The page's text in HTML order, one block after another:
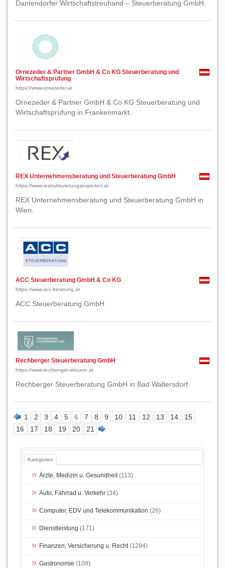
Dantendorfer Wirtschaftstreuhand – Steuerberatung GmbH.
Ornezeder & Partner GmbH & Co KG Steuerberatung und
Wirtschaftsprüfung
https://www.ornezeder.at
Ornezeder & Partner GmbH & Co KG Steuerberatung und
Wirtschaftsprüfung in Frankenmarkt.
REX Unternehmensberatung und Steuerberatung GmbH
https://www.restrukturierungsexperten.at
REX Unternehmensberatung und Steuerberatung GmbH in
Wien.
ACC Steuerberatung GmbH & Co KG
https://www.acc-beratung.at
ACC Steuerberatung GmbH
Rechberger Steuerberatung GmbH
https://www.rechberger-steuern.at
Rechberger Steuerberatung GmbH in Bad Waltersdorf.
1 2 3 4 5 6 7 8 9 10 11 12 13 14
15
16
17 18 19 20 21
Kategorien
Ärzte, Medizin u. Gesundheit(113)
Auto, Fahrrad u. Verkehr (34)
Computer, EDV und Telekommunikation (26)
Dienstleistung (171)
Finanzen, Versicherung u. Recht(1294)
Gastronomie (108)